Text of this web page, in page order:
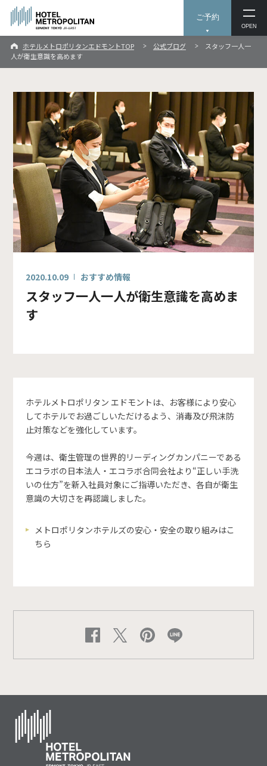
ご予約
OPEN
ホテルメトロポリタンエドモントTOP 公式ブログ
スタッフ一人一
人が衛生意識を高めます
2020.10.09 おすすめ情報
スタッフ一人一人が衛生意識を高めま
す
ホテルメトロポリタン エドモントは、お客様により安心
してホテルでお過ごしいただけるよう、消毒及び飛沫防
止対策などを強化しています。
今週は、衛生管理の世界的リーディングカンパニーである
エコラボの日本法人・エコラボ合同会社より“正しい手洗
いの仕方”を新入社員対象にご指導いただき、各自が衛生
意識の大切さを再認識しました。
メトロポリタンホテルズの安心・安全の取り組みはこ
ちら